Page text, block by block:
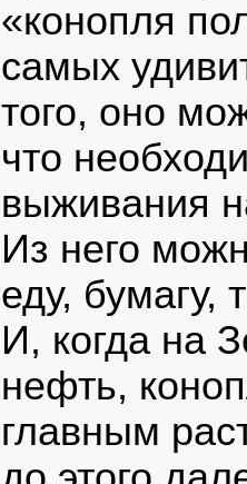
«конопля
самых
того, оно
что
выживания
Из него
еду, бумагу,
И, когда на
нефть,
главным